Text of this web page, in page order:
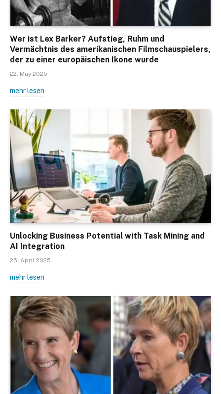
Wer ist Lex Barker? Aufstieg, Ruhm und
Vermächtnis des amerikanischen Filmschauspielers,
der zu einer europäischen Ikone wurde
22. May 2025
mehr lesen
Unlocking Business Potential with Task Mining and
AI Integration
25. April 2025
mehr lesen